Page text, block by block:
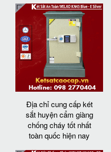
Địa chỉ cung cấp két
sắt huyện cẩm giàng
chống cháy tốt nhất
toàn quốc hiện nay